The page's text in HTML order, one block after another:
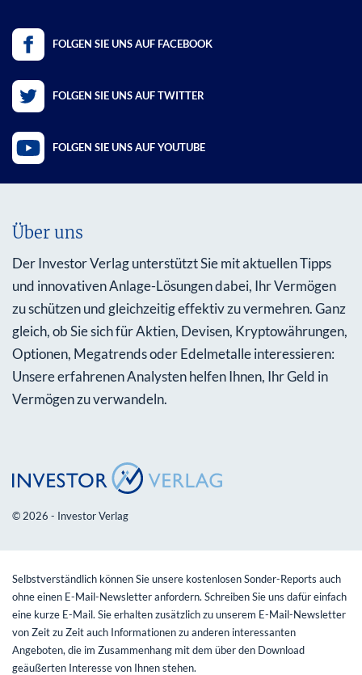
FOLGEN SIE UNS AUF FACEBOOK
FOLGEN SIE UNS AUF TWITTER
FOLGEN SIE UNS AUF YOUTUBE
Über uns
Der Investor Verlag unterstützt Sie mit aktuellen Tipps
und innovativen Anlage-Lösungen dabei, Ihr Vermögen
zu schützen und gleichzeitig effektiv zu vermehren. Ganz
gleich, ob Sie sich für Aktien, Devisen, Kryptowährungen,
Optionen, Megatrends oder Edelmetalle interessieren:
Unsere erfahrenen Analysten helfen Ihnen, Ihr Geld in
Vermögen zu verwandeln.
© 2026 - Investor Verlag
Selbstverständlich können Sie unsere kostenlosen Sonder-Reports auch
ohne einen E-Mail-Newsletter anfordern. Schreiben Sie uns dafür einfach
eine kurze E-Mail. Sie erhalten zusätzlich zu unserem E-Mail-Newsletter
von Zeit zu Zeit auch Informationen zu anderen interessanten
Angeboten, die im Zusammenhang mit dem über den Download
geäußerten Interesse von Ihnen stehen.